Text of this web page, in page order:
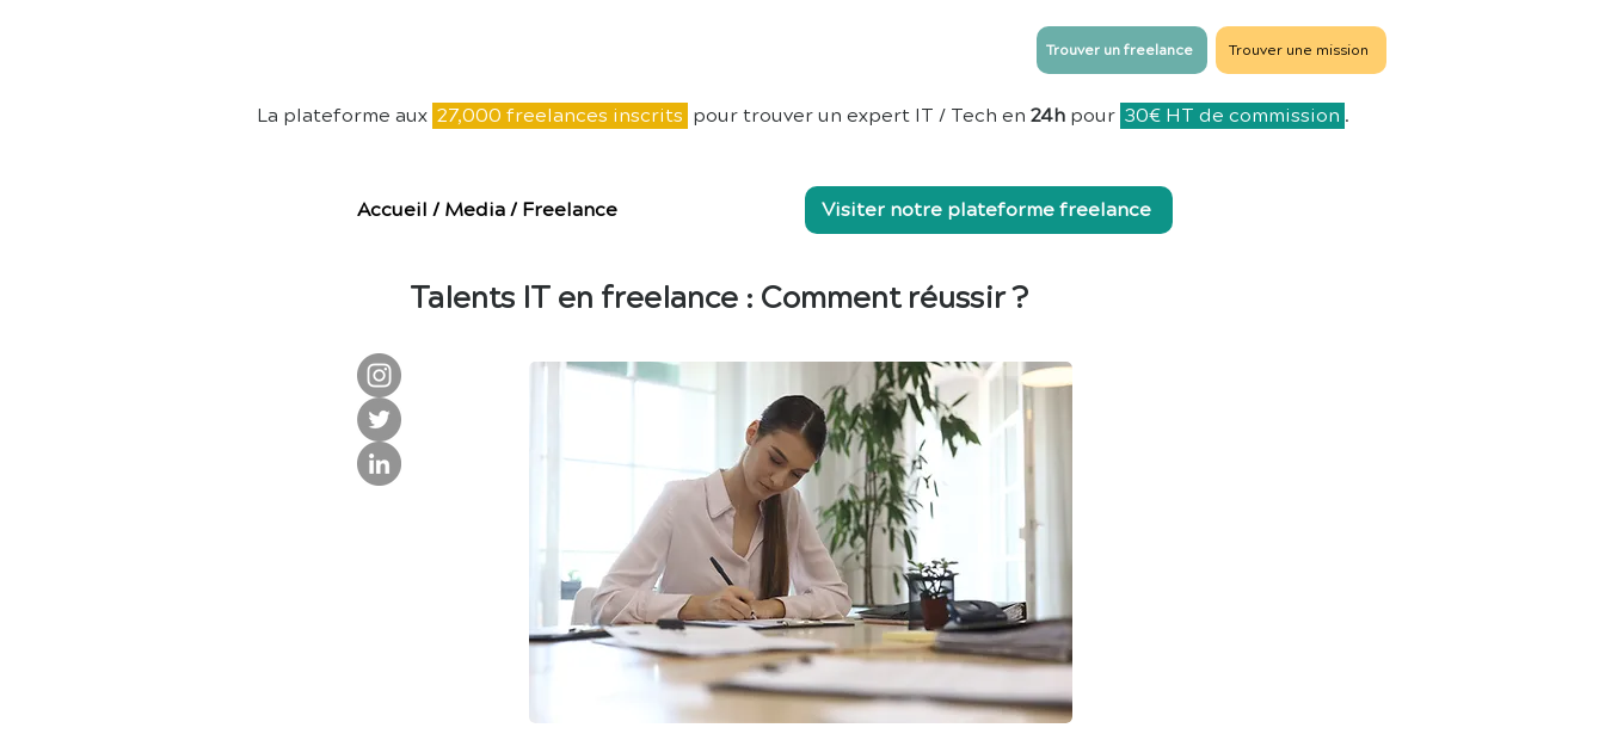
Trouver un freelance Trouver une mission
La plateforme aux 27,000 freelances inscrits pour trouver un expert IT / Tech en 24hpour 30€ HT de commission .
Accueil / Media/ Freelance Visiter notre plateforme freelance
Talents IT en freelance : Comment réussir ?